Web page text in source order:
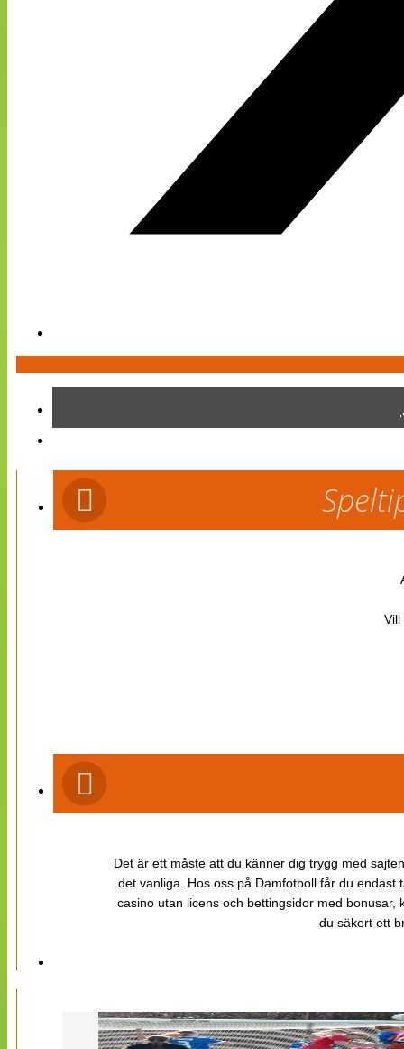
Vill
Det är ett måste att du känner dig trygg med
det vanliga. Hos oss på Damfotboll får du
casino utan licens och bettingsidor med
du säkert ett